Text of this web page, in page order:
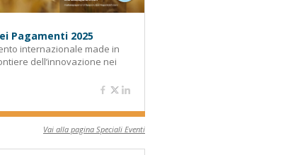
Pagamenti 2025
internazionale made in
dell’innovazione nei
Vai alla pagina Speciali Eventi